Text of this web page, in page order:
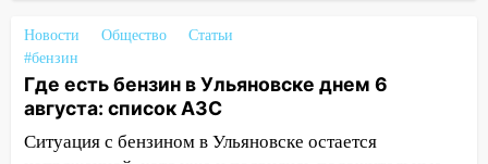
23:20
Прогноз погоды на 7 августа в
Ульяновской области
20:04 Ульяновцев приглашают на забег,
посвящённый Дню воздушного флота
России
Новости Общество
Статьи
#бензин
Где есть бензин в Ульяновске днем 6
августа: список АЗС
Ситуация с бензином в Ульяновске остается